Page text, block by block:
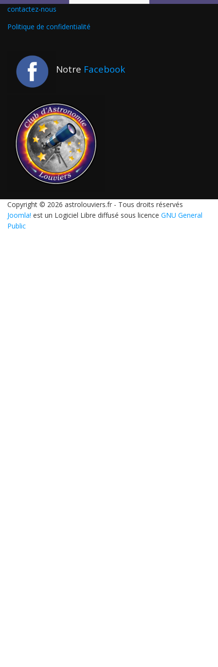
contactez-nous
Politique de confidentialité
Notre Facebook
Copyright © 2026 astrolouviers.fr - Tous droits réservés
Joomla! est un Logiciel Libre diffusé sous licence GNU General
Public